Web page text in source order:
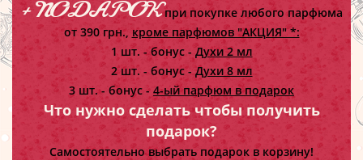
+ ПОДАРОКпри покупке любого парфюма
от 390 грн., кроме парфюмов "АКЦИЯ" *:
1 шт. - бонус - Духи 2 мл
2 шт. - бонус -Духи 8 мл
3 шт. - бонус - 4-ый парфюм в подарок
Что нужно сделать чтобы получить
подарок?
Самостоятельно выбрать подарок в корзину!